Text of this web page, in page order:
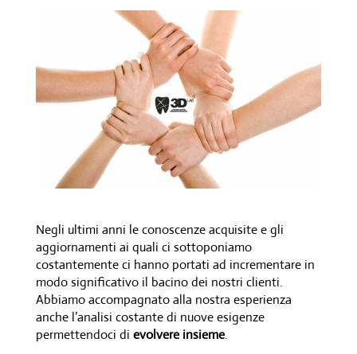
Negli ultimi anni le conoscenze acquisite e gli
aggiornamenti ai quali ci sottoponiamo
costantemente ci hanno portati ad incrementare in
modo significativo il bacino dei nostri clienti.
Abbiamo accompagnato alla nostra esperienza
anche l’analisi costante di nuove esigenze
permettendoci di evolvere insieme.